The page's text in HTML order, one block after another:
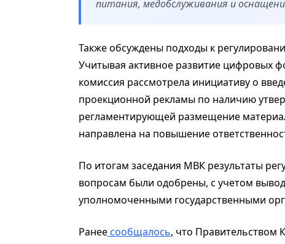
питания, медобслуживания и
Также обсуждены подходы к
Учитывая активное развитие цифровых
комиссия рассмотрела инициативу о
проекционной рекламы по наличию
регламентирующей размещение
направлена на повышение
По итогам заседания МВК результаты
вопросам были одобрены, с учетом
уполномоченными государственными
Ранее сообщалось, что Правительством